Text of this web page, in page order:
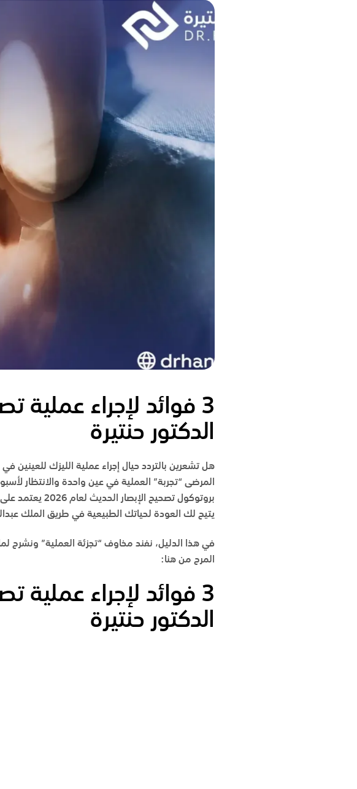
3 فوائد لإجراء عملية
الدكتور حنتيرة
هل تشعرين بالتردد حيال إجراء عملية الليزك للعينين
المرضى “تجربة” العملية في عين واحدة والانتظار
بروتوكول
يتيح لك العودة لحياتك الطبيعية في طريق الملك
في هذا الدليل، نفند مخاوف “تجزئة العملية” ونشرح
المرح من هنا:
3 فوائد لإجراء
الدكتور حنتيرة